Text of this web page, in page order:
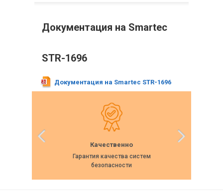
Документация на Smartec
STR-1696
Документация на Smartec STR-1696
Качественно
Гарантия качества систем
безопасности